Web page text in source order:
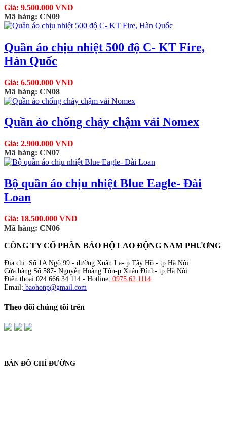
Giá: 9.500.000 VND
Mã hàng: CN09
Quần áo chịu nhiệt 500 độ C- KT Fire,
Hàn Quốc
Giá: 6.500.000 VND
Mã hàng: CN08
Quần áo chống cháy chậm vải Nomex
Giá: 2.900.000 VND
Mã hàng: CN07
Bộ quần áo chịu nhiệt Blue Eagle- Đài
Loan
Giá: 18.500.000 VND
Mã hàng: CN06
CÔNG TY CỔ PHẦN BẢO HỘ LAO ĐỘNG NAM PHƯƠNG
Địa chỉ: Số 1A Ngõ 99 - đường Xuân La- p.Tây Hồ - tp.Hà Nội
Cửa hàng:Số 587- Nguyễn Hoàng Tôn-p.Xuân Đỉnh- tp.Hà Nội
Điện thoại:024.666.34.114 - Hotline: 0975.62.1114
Email: baohonp@gmail.com
Theo dõi chúng tôi trên
BẢN ĐỒ CHỈ ĐƯỜNG